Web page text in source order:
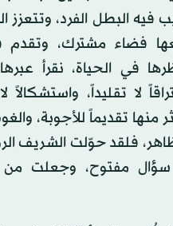
فيه البطل الفرد، وتتعزز
فضاء مشترك، وتقدم
في الحياة، نقرأ عبرها
لا تقليداً، واستشكالاً
منها تقديماً للأجوبة،
فلقد حوّلت الشريف
سؤال مفتوح، وجعلت من